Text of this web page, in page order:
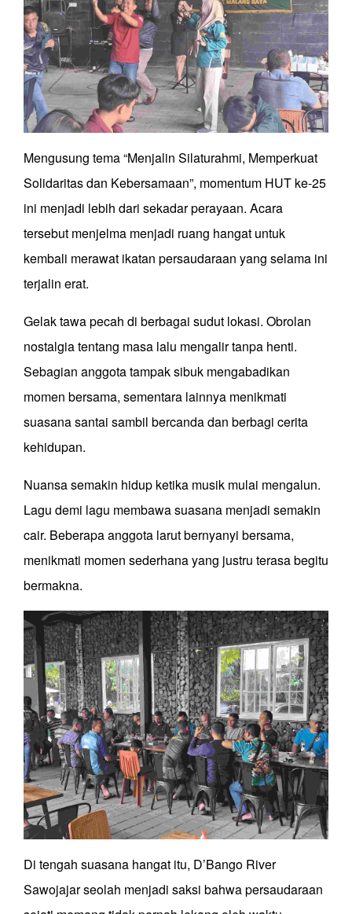
Mengusung tema “Menjalin Silaturahmi, Memperkuat
Solidaritas dan Kebersamaan”, momentum HUT ke-25
ini menjadi lebih dari sekadar perayaan. Acara
tersebut menjelma menjadi ruang hangat untuk
kembali merawat ikatan persaudaraan yang selama ini
terjalin erat.
Gelak tawa pecah di berbagai sudut lokasi. Obrolan
nostalgia tentang masa lalu mengalir tanpa henti.
Sebagian anggota tampak sibuk mengabadikan
momen bersama, sementara lainnya menikmati
suasana santai sambil bercanda dan berbagi cerita
kehidupan.
Nuansa semakin hidup ketika musik mulai mengalun.
Lagu demi lagu membawa suasana menjadi semakin
cair. Beberapa anggota larut bernyanyi bersama,
menikmati momen sederhana yang justru terasa begitu
bermakna.
Di tengah suasana hangat itu, D’Bango River
Sawojajar seolah menjadi saksi bahwa persaudaraan